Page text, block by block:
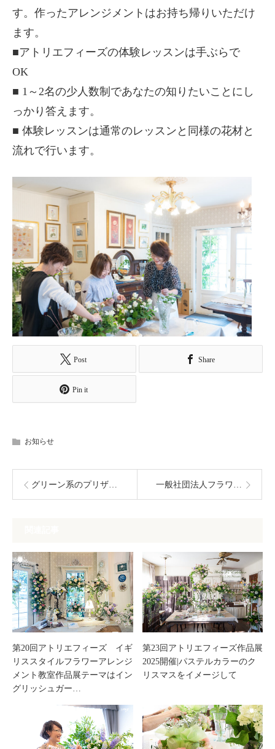
す。作ったアレンジメントはお持ち帰りいただけ
ます。
■アトリエフィーズの体験レッスンは手ぶらで
OK
■ 1～2名の少人数制であなたの知りたいことにし
っかり答えます。
■ 体験レッスンは通常のレッスンと同様の花材と
流れで行います。
Post Share
Pin it
お知らせ
グリーン系のプリザーブドフラワーと造花で作るリースのフラワーアレンジメントレッスン 一般社団法人フラワーワークスジャパン9周年記念パーティーを開催
第20回アトリエフィーズ イギ
リススタイルフラワーアレンジ
メント教室作品展テーマはイン
グリッシュガー…
第23回アトリエフィーズ作品展
2025開催|パステルカラーのク
リスマスをイメージして